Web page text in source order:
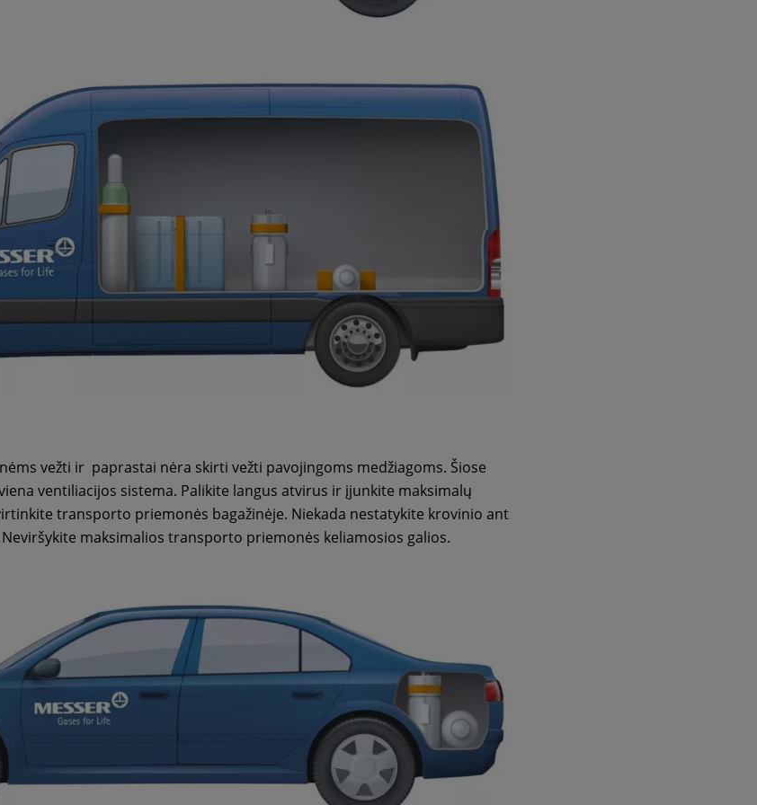
vežti ir paprastai nėra skirti vežti pavojingoms medžiagoms. Šiose
ventiliacijos sistema. Palikite langus atvirus ir įjunkite maksimalų
transporto priemonės bagažinėje. Niekada nestatykite krovinio ant
maksimalios transporto priemonės keliamosios galios.